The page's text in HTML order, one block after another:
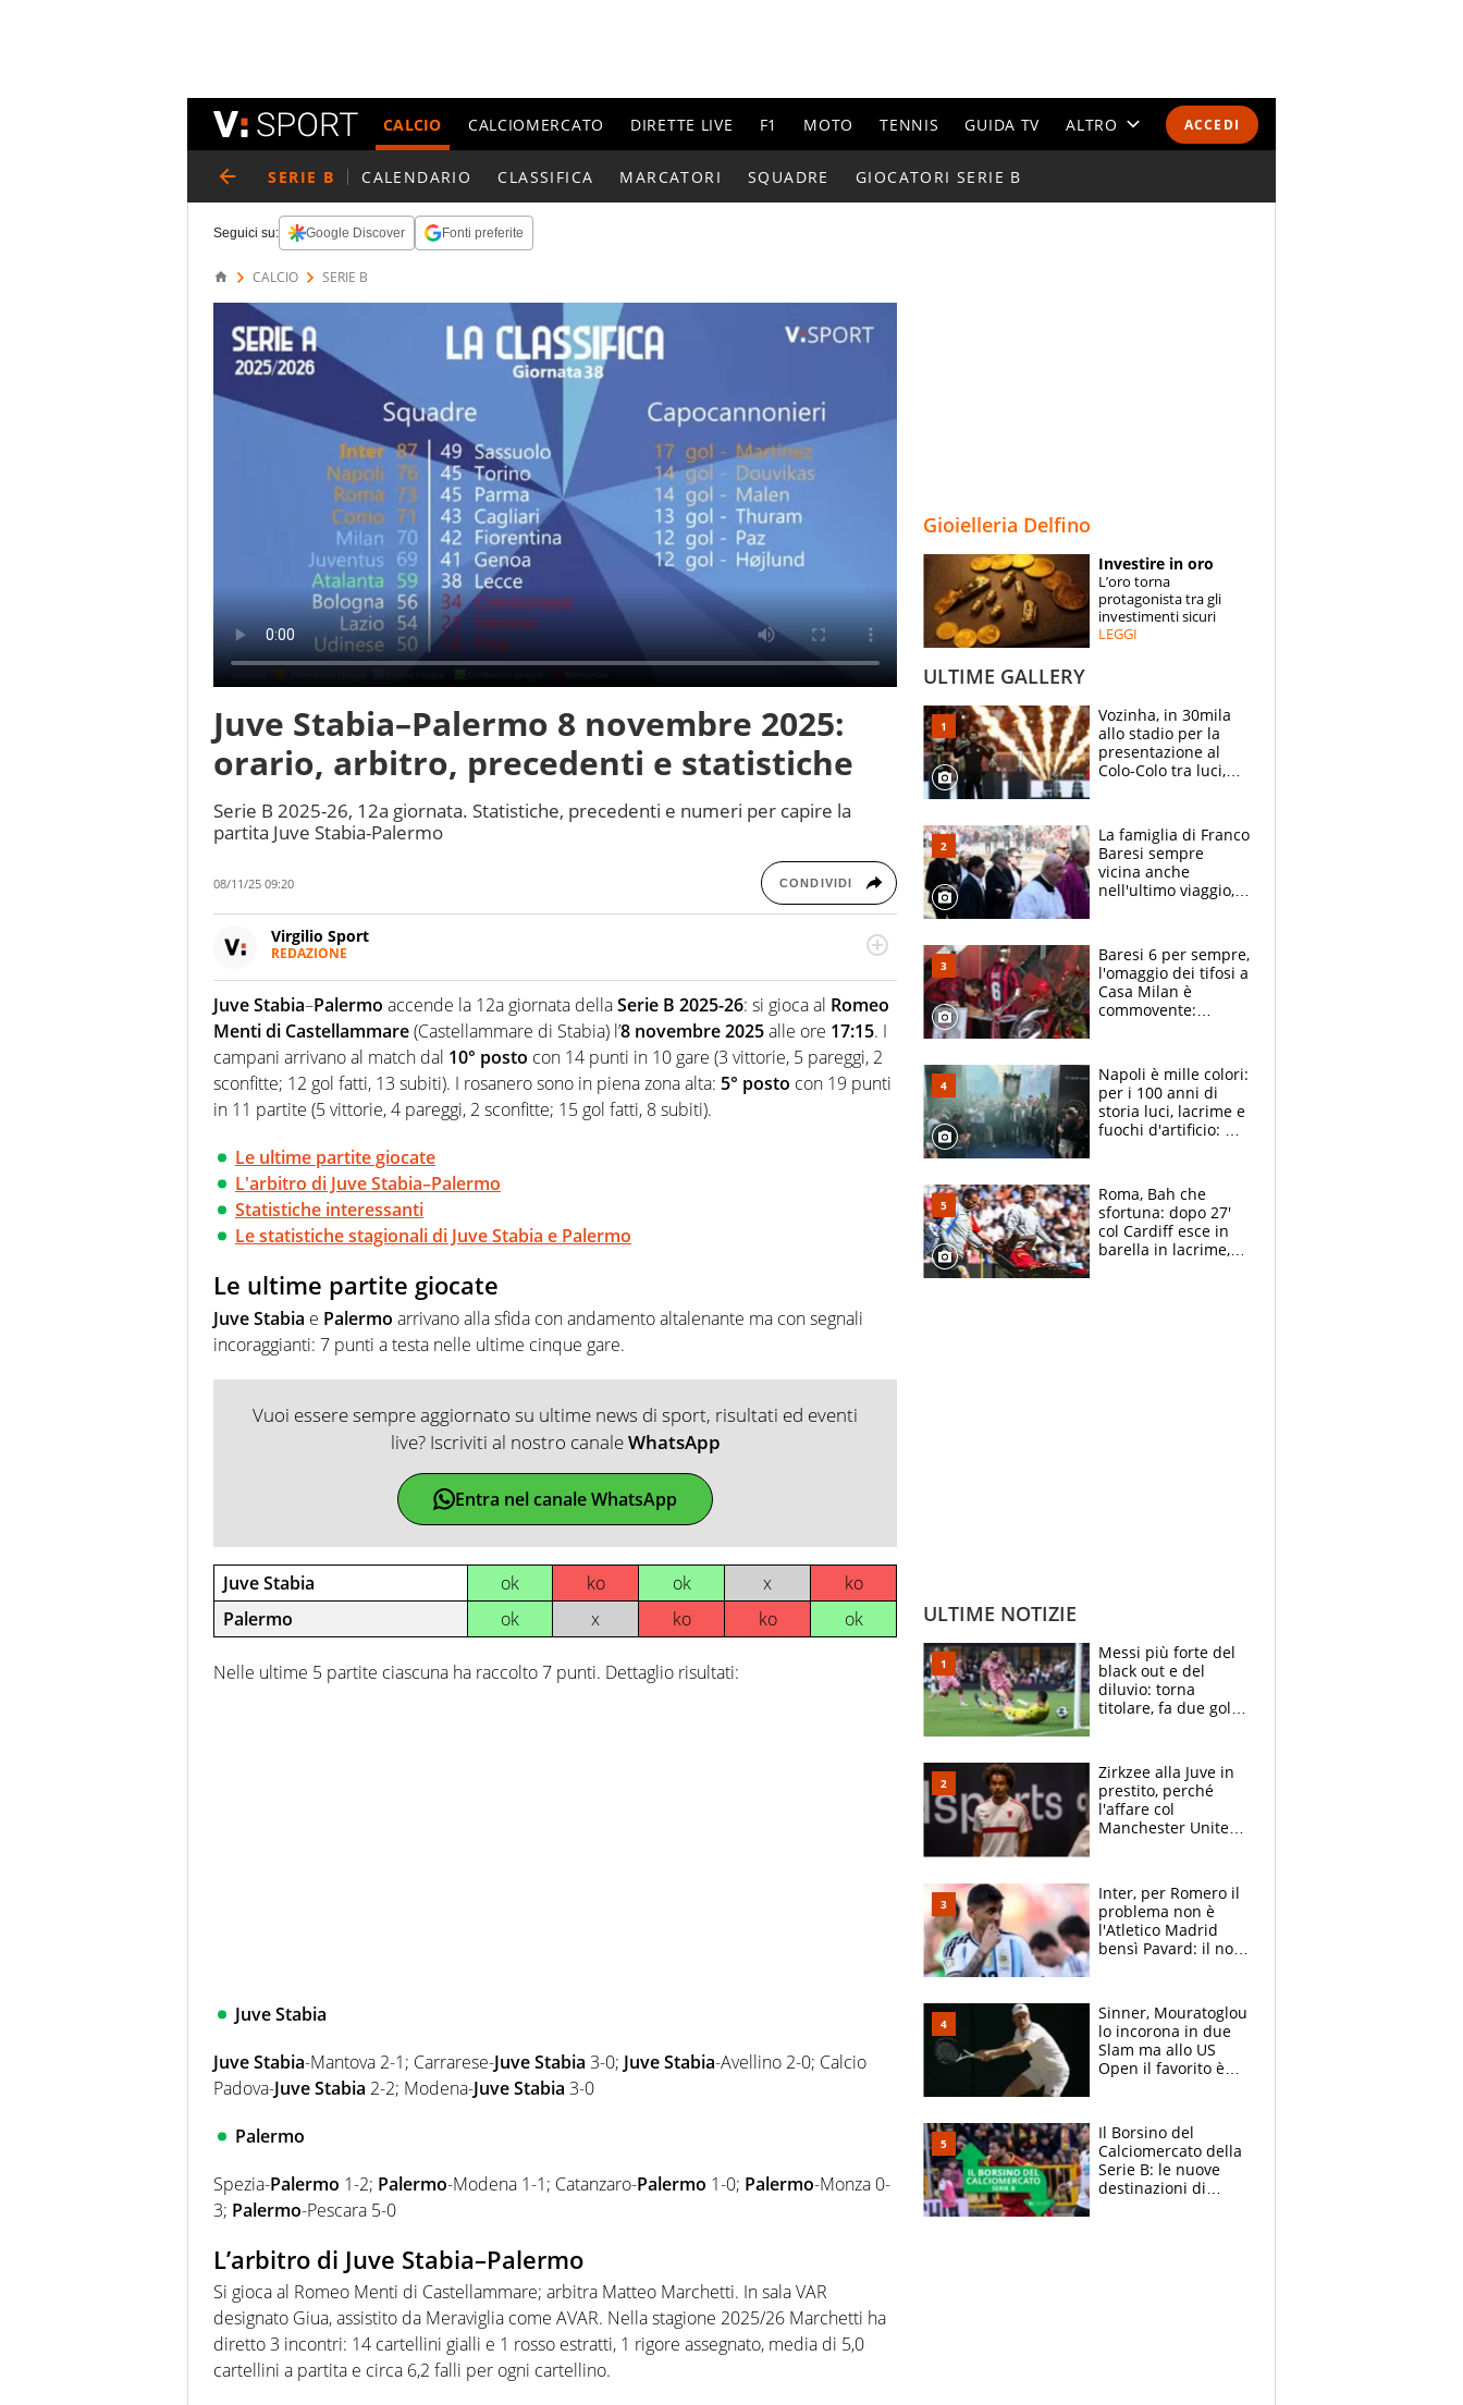
ACCEDI
CALCIO CALCIOMERCATO DIRETTE LIVE F1 MOTO TENNIS GUIDA TV ALTRO
ESPERTI
CONTATTI
SERIE B CALENDARIO CLASSIFICA MARCATORI SQUADRE GIOCATORI SERIE B
Seguici su: Google Discover Fonti preferite
CALCIO SERIE B
Juve Stabia–Palermo 8 novembre 2025:
orario, arbitro, precedenti e statistiche
Serie B 2025-26, 12a giornata. Statistiche, precedenti e numeri per capire la
partita Juve Stabia-Palermo
08/11/25 09:20 CONDIVIDI
Virgilio Sport
REDAZIONE
sport. Calcio, calciomercato, F1, Motomondiale ma anche tennis, volley, basket: su
Virgilio Sport i tifosi e gli appassionati sanno che troveranno sempre copertura
completa e zero faziosità. La squadra di Virgilio Sport è formata da giornalisti ed
esperti di sport abili sia nel gioco di rimessa quando intercettano le notizie e le
rilanciano verso la rete, sia nella costruzione dal basso quando creano contenuti
100% originali ed esclusivi.
Juve Stabia–Palermo accende la 12a giornata dellaSerie B 2025-26: si gioca al Romeo
Menti di Castellammare(Castellammare di Stabia) l’8 novembre 2025alle ore 17:15. I
campani arrivano al match dal 10° posto con 14 punti in 10 gare (3 vittorie, 5 pareggi, 2
sconfitte; 12 gol fatti, 13 subiti). I rosanero sono in piena zona alta: 5° posto con 19 punti
in 11 partite (5 vittorie, 4 pareggi, 2 sconfitte; 15 gol fatti, 8 subiti).
Le ultime partite giocate
L'arbitro di Juve Stabia–Palermo
Statistiche interessanti
Le statistiche stagionali di Juve Stabia e Palermo
Le ultime partite giocate
Juve Stabia e Palermo arrivano alla sfida con andamento altalenante ma con segnali
incoraggianti: 7 punti a testa nelle ultime cinque gare.
Vuoi essere sempre aggiornato su ultime news di sport, risultati ed eventi
live? Iscriviti al nostro canaleWhatsApp
Entra nel canale WhatsApp
Juve Stabia ok ko ok x
ko
Palermo
ok x ko ko ok
Nelle ultime 5 partite ciascuna ha raccolto 7 punti. Dettaglio risultati:
Juve Stabia
Juve Stabia-Mantova 2-1; Carrarese-Juve Stabia 3-0; Juve Stabia-Avellino 2-0; Calcio
Padova-Juve Stabia 2-2; Modena-Juve Stabia 3-0
Palermo
Spezia-Palermo 1-2; Palermo-Modena 1-1; Catanzaro-Palermo 1-0; Palermo-Monza 0-
3; Palermo-Pescara 5-0
L’arbitro di Juve Stabia–Palermo
Si gioca al Romeo Menti di Castellammare; arbitra Matteo Marchetti. In sala VAR
designato Giua, assistito da Meraviglia come AVAR. Nella stagione 2025/26 Marchetti ha
diretto 3 incontri: 14 cartellini gialli e 1 rosso estratti, 1 rigore assegnato, media di 5,0
cartellini a partita e circa 6,2 falli per ogni cartellino.
Gioielleria Delfino
Investire in oro
L’oro torna
protagonista tra gli
investimenti sicuri
LEGGI
ULTIME GALLERY
Vozinha, in 30mila
allo stadio per la
presentazione al
Colo-Colo tra luci,
La famiglia di Franco
Baresi sempre
vicina anche
nell'ultimo viaggio,
circondati
dall'affetto dei tifosi
Baresi 6 per sempre,
l'omaggio dei tifosi a
Casa Milan è
commovente:
bigliettini
Napoli è mille colori:
per i 100 anni di
storia luci, lacrime e
fuochi d'artificio: De
Roma, Bah che
sfortuna: dopo 27'
col Cardiff esce in
barella in lacrime,
ULTIME NOTIZIE
Messi più forte del
black out e del
diluvio: torna
titolare, fa due gol e
che ritiro
Zirkzee alla Juve in
prestito, perché
l'affare col
Manchester United
Inter, per Romero il
problema non è
l'Atletico Madrid
bensì Pavard: il no
Sinner, Mouratoglou
lo incorona in due
Slam ma allo US
Open il favorito è
museo
Il Borsino del
Calciomercato della
Serie B: le nuove
destinazioni di